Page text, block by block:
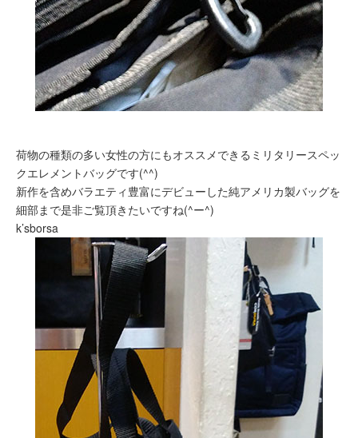
荷物の種類の多い女性の方にもオススメできるミリタリースペッ
クエレメントバッグです(^^)
新作を含めバラエティ豊富にデビューした純アメリカ製バッグを
細部まで是非ご覧頂きたいですね(^ー^)
k’sborsa